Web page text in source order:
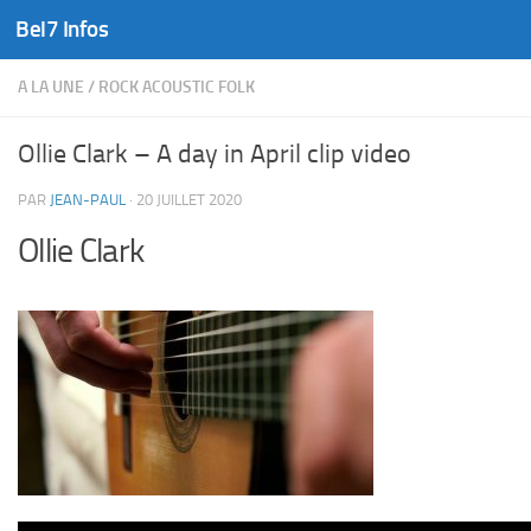
Skip to content
Bel7 Infos
A LA UNE / ROCK ACOUSTIC FOLK
Ollie Clark – A day in April clip video
PAR JEAN-PAUL · 20 JUILLET 2020
Ollie Clark